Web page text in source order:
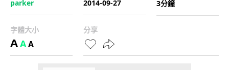
parker
2014-09-27
3分鐘
字體大小
AAA
分享